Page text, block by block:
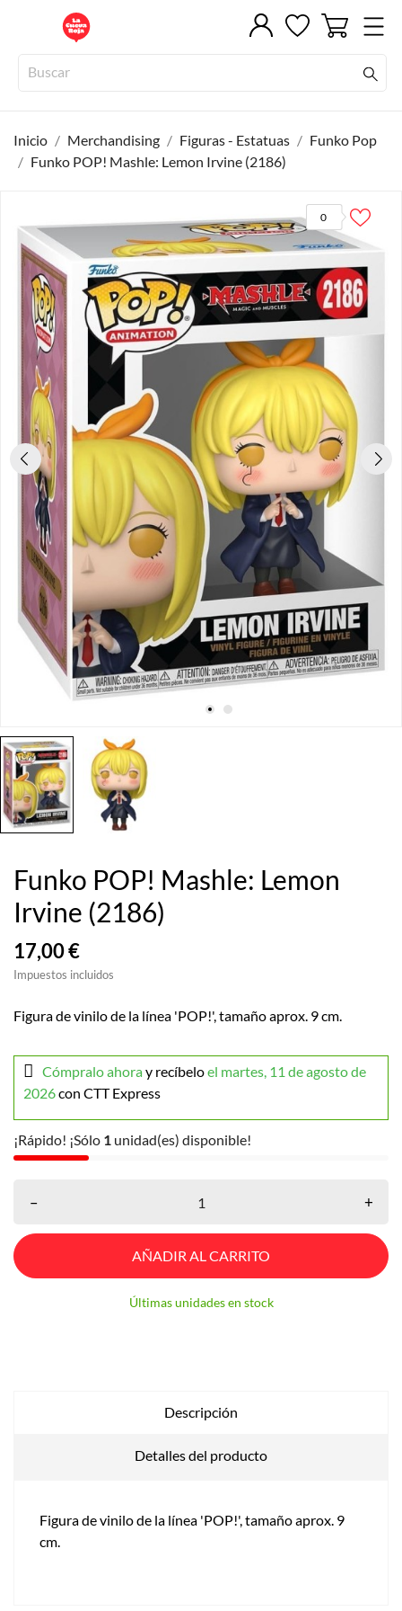
Inicio Merchandising Figuras - Estatuas
Funko Pop
Funko POP! Mashle: Lemon Irvine (2186)
0
Funko POP! Mashle: Lemon
Irvine (2186)
17,00 €
Impuestos incluidos
Figura de vinilo de la línea 'POP!', tamaño aprox. 9 cm.
Cómpralo ahoray recíbeloel martes, 11 de agosto de
2026con CTT Express
¡Rápido! ¡Sólo 1 unidad(es) disponible!
– +
AÑADIR AL CARRITO
Últimas unidades en stock
Descripción
Detalles del producto
Figura de vinilo de la línea 'POP!', tamaño aprox. 9
cm.